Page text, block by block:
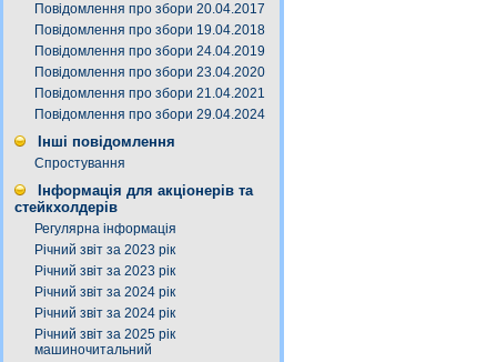
Повідомлення про збори 20.04.2017
Повідомлення про збори 19.04.2018
Повідомлення про збори 24.04.2019
Повідомлення про збори 23.04.2020
Повідомлення про збори 21.04.2021
Повідомлення про збори 29.04.2024
Інші повідомлення
Спростування
Інформація для акціонерів та
стейкхолдерів
Регулярна інформація
Річний звіт за 2023 рік
Річний звіт за 2023 рік
Річний звіт за 2024 рік
Річний звіт за 2024 рік
Річний звіт за 2025 рік
машиночитальний